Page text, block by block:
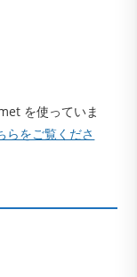
を使っていま
らをご覧くださ